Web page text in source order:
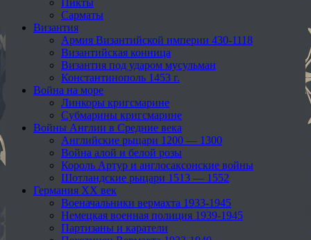
Пикты
Сарматы
Византия
Армия Византийской империи 430-1118
Византийская конница
Византия под ударом мусульман
Константинополь 1453 г.
Война на море
Линкоры кригсмарине
Субмарины кригсмарине
Войны Англии в Средние века
Английские рыцари 1200 — 1300
Война алой и белой розы
Король Артур и англосаксонские войны
Шотландские рыцари 1513 — 1552
Германия XX век
Военачальники вермахта 1933-1945
Немецкая военная полиция 1939-1945
Партизаны и каратели